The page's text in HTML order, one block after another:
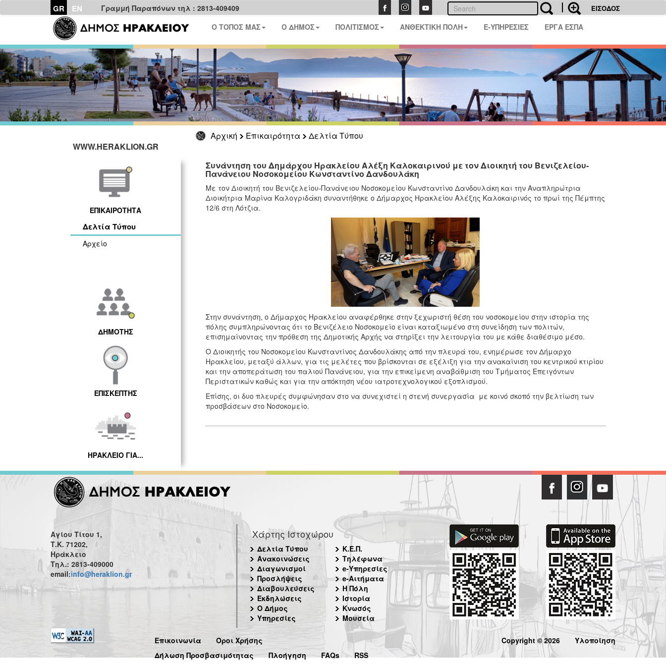
GR EN Γραμμή Παραπόνων τηλ : 2813-409409 ΕΙΣΟΔΟΣ
Ο ΤΟΠΟΣ ΜΑΣ Ο ΔΗΜΟΣ ΠΟΛΙΤΙΣΜΟΣ ΑΝΘΕΚΤΙΚΗ ΠΟΛΗ E-ΥΠΗΡΕΣΙΕΣ ΕΡΓΑ ΕΣΠΑ
Αρχική Επικαιρότητα
Δελτία Τύπου
WWW.HERAKLION.GR
ΕΠΙΚΑΙΡΟΤΗΤΑ
Δελτία Τύπου
Αρχείο
ΔΗΜΟΤΗΣ
ΕΠΙΣΚΕΠΤΗΣ
ΗΡΑΚΛΕΙΟ ΓΙΑ...
Συνάντηση του Δημάρχου Ηρακλείου Αλέξη Καλοκαιρινού με τον Διοικητή του Βενιζελείου-
Πανάνειου Νοσοκομείου Κωνσταντίνο Δανδουλάκη
Με τον Διοικητή του Βενιζελείου-Πανάνειου Νοσοκομείου Κωνσταντίνο Δανδουλάκη και την Αναπληρώτρια
Διοικήτρια Μαρίνα Καλογριδάκη συναντήθηκε ο Δήμαρχος Ηρακλείου Αλέξης Καλοκαιρινός το πρωί της Πέμπτης
12/6 στη Λότζια.
Στην συνάντηση, ο Δήμαρχος Ηρακλείου αναφέρθηκε στην ξεχωριστή θέση του νοσοκομείου στην ιστορία της
πόλης συμπληρώνοντας ότι το Βενιζέλειο Νοσοκομείο είναι καταξιωμένο στη συνείδηση των πολιτών,
επισημαίνοντας την πρόθεση της Δημοτικής Αρχής να στηρίξει την λειτουργία του με κάθε διαθέσιμο μέσο.
Ο Διοικητής του Νοσοκομείου Κωνσταντίνος Δανδουλάκης από την πλευρά του, ενημέρωσε τον Δήμαρχο
Ηρακλείου, μεταξύ άλλων, για τις μελέτες που βρίσκονται σε εξέλιξη για την ανακαίνιση του κεντρικού κτιρίου
και την αποπεράτωση του παλιού Πανάνειου, για την επικείμενη αναβάθμιση του Τμήματος Επειγόντων
Περιστατικών καθώς και για την απόκτηση νέου ιατροτεχνολογικού εξοπλισμού.
Επίσης, οι δυο πλευρές συμφώνησαν στο να συνεχιστεί η στενή συνεργασία με κοινό σκοπό την βελτίωση των
προσβάσεων στο Νοσοκομείο.
Αγίου Τίτου 1,
Τ.Κ. 71202,
Ηράκλειο
Τηλ.: 2813-409000
email:info@heraklion.gr
Χάρτης Ιστοχώρου
Δελτία Τύπου
Ανακοινώσεις
Διαγωνισμοί
Προσλήψεις
Διαβουλεύσεις
Εκδηλώσεις
Ο Δήμος
Υπηρεσίες
Κ.Ε.Π.
Τηλέφωνα
e-Υπηρεσίες
e-Αιτήματα
Η Πόλη
Ιστορία
Κνωσός
Μουσεία
Επικοινωνία
Όροι Χρήσης
Δήλωση Προσβασιμότητας
Πλοήγηση FAQs RSS
Copyright © 2026 Υλοποίηση